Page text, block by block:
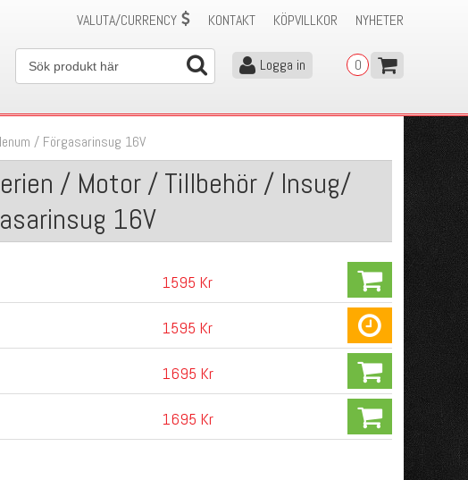
NYHETER
KÖPVILLKOR
KONTAKT
VALUTA/CURRENCY
0
Logga in
/ Förgasarinsug 16V
/ Motor / Tillbehör / Insug/
16V
1595 Kr
1595 Kr
1695 Kr
1695 Kr